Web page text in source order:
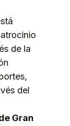
de la
del
Gran